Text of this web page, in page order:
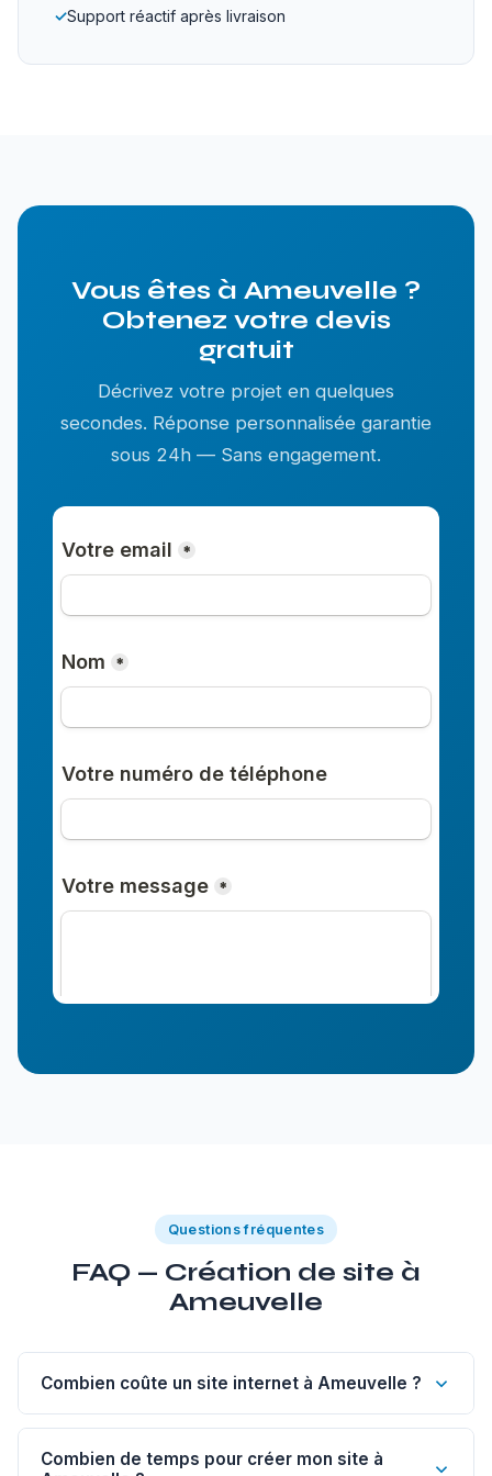
✓Support réactif après livraison
Vous êtes à Ameuvelle ?
Obtenez votre devis
gratuit
Décrivez votre projet en quelques
secondes. Réponse personnalisée garantie
sous 24h — Sans engagement.
Questions fréquentes
FAQ — Création de site à
Ameuvelle
Combien coûte un site internet à Ameuvelle ?
Un site vitrine de 1 à 5 pages à Ameuvelle commence
à 1 200€. Un site sur-mesure est à partir de 1 800€, un
Combien de temps pour créer mon site à